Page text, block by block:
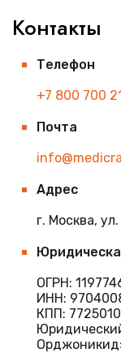
Контакты
Телефон
+7 800 700
Почта
Адрес
г. Москва,
ОГРН:
ИНН:
КПП: